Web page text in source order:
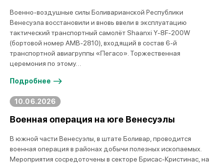
Военно-воздушные силы Боливарианской Республики
Венесуэла восстановили и вновь ввели в эксплуатацию
тактический транспортный самолёт Shaanxi Y-8F-200W
(бортовой номер AMB-2810), входящий в состав 6-й
транспортной авиагруппы «Пегасо». Торжественная
церемония по этому…
Подробнее
10.06.2026
Военная операция на юге Венесуэлы
В южной части Венесуэлы, в штате Боливар, проводится
военная операция в районах добычи полезных ископаемых.
Мероприятия сосредоточены в секторе Брисас-Кристинас, на